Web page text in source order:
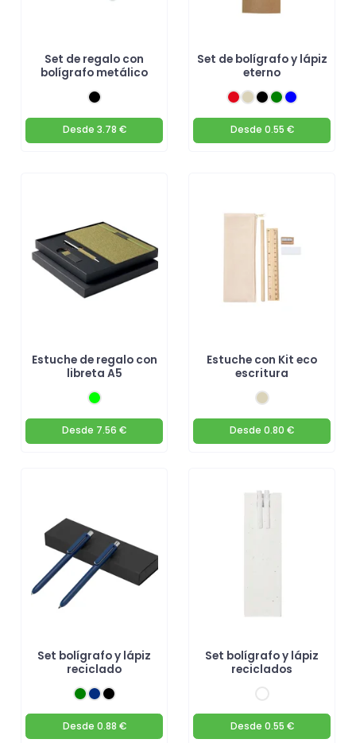
Set de regalo con
bolígrafo metálico
Desde 3.78 €
Set de bolígrafo y lápiz
eterno
Desde 0.55 €
Estuche de regalo con
libreta A5
Desde 7.56 €
Estuche con Kit eco
escritura
Desde 0.80 €
Set bolígrafo y lápiz
reciclado
Desde 0.88 €
Set bolígrafo y lápiz
reciclados
Desde 0.55 €